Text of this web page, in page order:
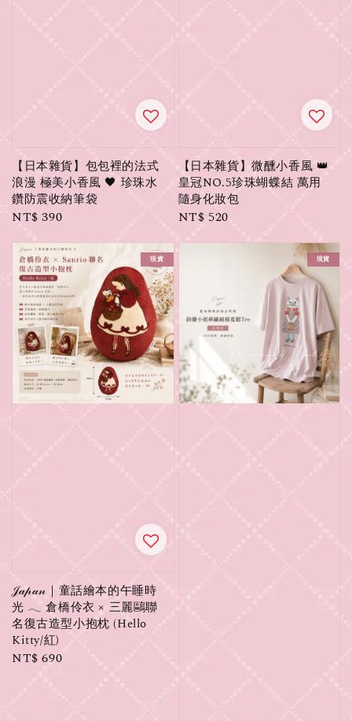
【日本雜貨】包包裡的法式
浪漫 極美小香風 🖤 珍珠水
鑽防震收納筆袋
Regular
NT$ 390
【日本雜貨】微醺小香風 👑
皇冠NO.5珍珠蝴蝶結 萬用
隨身化妝包
Regular
NT$ 520
現貨
𝒥𝒶𝓅𝒶𝓃｜童話繪本的午睡時
光 𓂃 倉橋伶衣 × 三麗鷗聯
名復古造型小抱枕 (Hello
Kitty/紅)
Regular
NT$ 690
現貨